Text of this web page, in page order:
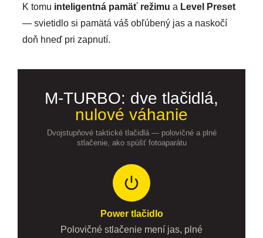
K tomu inteligentná pamäť režimu a Level Preset
— svietidlo si pamätá váš obľúbený jas a naskočí
doň hneď pri zapnutí.
M-TURBO: dve tlačidlá,
nulové váhanie
Dvojstupňové taktické tlačidlá — polovičné a plné
stlačenie, ako spúšť fotoaparátu
Power tlačidlo
Polovičné stlačenie mení jas, plné